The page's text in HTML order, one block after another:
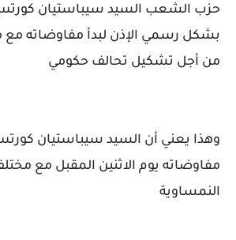
حزب الشعب السيد سيباستيان كورتس
بشكل رسمي الإذن لبدأ مفاوضاته مع
من أجل تشكيل تحالف حكومي
وهذا يعني أن السيد سيباستيان
مفاوضاته يوم الاثنين المقبل مع
النمساوية